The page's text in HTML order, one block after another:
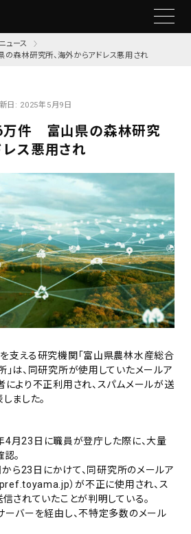
ュース
森林研究所、海外からアドレス悪用され
日: 2025年5月9日
万件 富山県の森林研究
レス悪用され
支える研究機関「富山県農林水産総合
は、同研究所が使用していたメールア
により不正利用され、スパムメールが送
ました。
4月23日に職員が登庁した際に、大量
。
ら23日にかけて、同研究所のメールア
）が不正に使用され、ス
されていたことが判明している。
ーバーを経由し、不特定多数のメール